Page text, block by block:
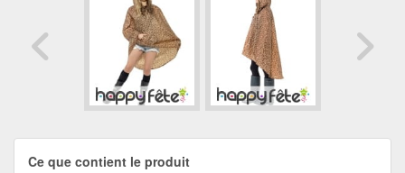
Ce que contient le produit